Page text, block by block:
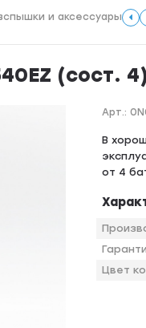
и аксессуары
(сост.
Арт.:
B
oт 4
Цвет